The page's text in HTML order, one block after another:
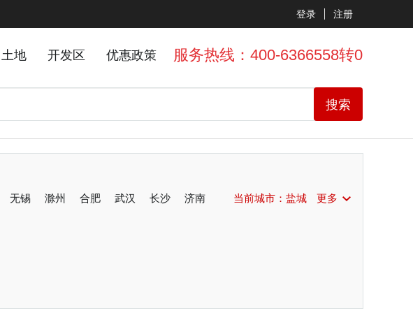
注册
登录
服务热线：400-6366558转0
土地 开发区 优惠政策
搜索
无锡 滁州 合肥 武汉 长沙 济南 当前城市： 盐城 更多